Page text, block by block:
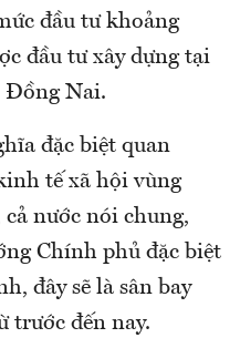
đầu tư khoảng
đầu tư xây dựng tại
Đồng Nai.
đặc biệt quan
tế xã hội vùng
nước nói chung,
Chính phủ đặc biệt
đây sẽ là sân bay
trước đến nay.